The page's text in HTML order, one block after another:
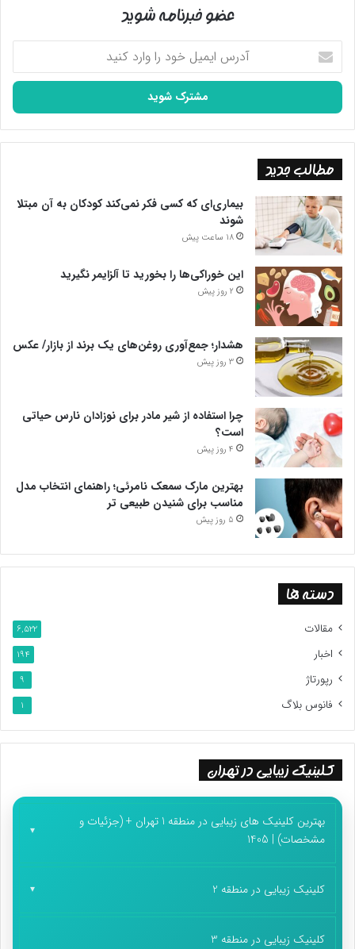
عضو خبرنامه شوید
آدرس
ایمیل
خود
وارد
کنید
مطالب جدید
بیماری‌ای که کسی فکر نمی‌کند کودکان به آن مبتلا
شوند
18 ساعت پیش
این خوراکی‌ها را بخورید تا آلزایمر نگیرید
2 روز پیش
هشدار؛ جمع‌آوری روغن‌های یک برند از بازار/ عکس
3 روز پیش
چرا استفاده از شیر مادر برای نوزادان نارس حیاتی
است؟
4 روز پیش
بهترین مارک سمعک نامرئی؛ راهنمای انتخاب مدل
مناسب برای شنیدن طبیعی تر
5 روز پیش
دسته ها
مقالات 6,522
اخبار 194
رپورتاژ 9
فانوس بلاگ 1
کلینیک زیبایی در تهران
بهترین کلینیک های زیبایی در منطقه 1 تهران + (جزئیات و
مشخصات) | 1405
کلینیک زیبایی در منطقه 2
کلینیک زیبایی در منطقه 3